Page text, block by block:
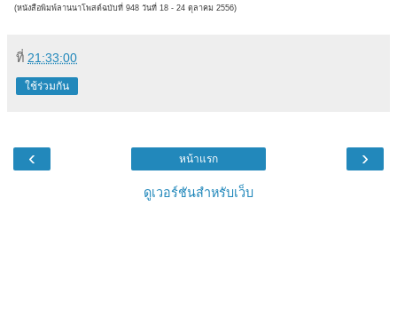
(หนังสือพิมพ์ลานนาโพสต์ฉบับที่ 948 วันที่ 18 - 24 ตุลาคม 2556)
ที่ 21:33:00
ใช้ร่วมกัน
‹ ›
หน้าแรก
ดูเวอร์ชันสำหรับเว็บ